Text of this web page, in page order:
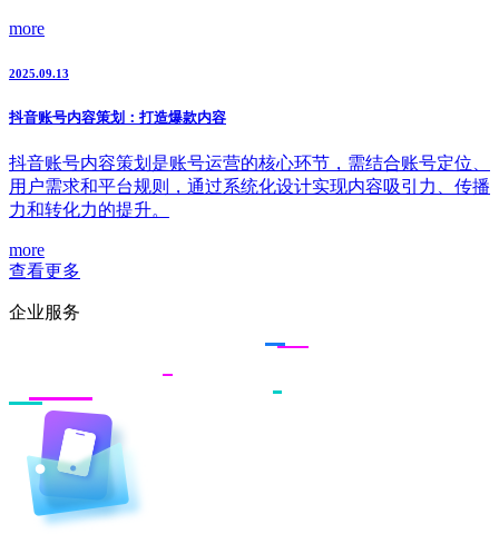
more
2025.09.13
抖音账号内容策划：打造爆款内容
抖音账号内容策划是账号运营的核心环节，需结合账号定位、
用户需求和平台规则，通过系统化设计实现内容吸引力、传播
力和转化力的提升。
more
查看更多
企业服务